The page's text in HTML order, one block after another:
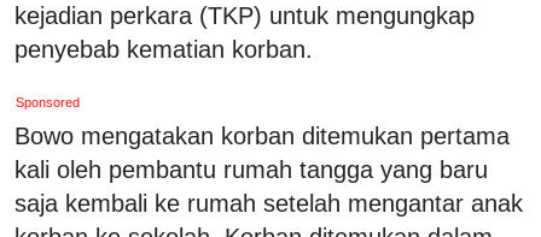
kejadian perkara (TKP) untuk mengungkap
penyebab kematian korban.
Sponsored
Bowo mengatakan korban ditemukan pertama
kali oleh pembantu rumah tangga yang baru
saja kembali ke rumah setelah mengantar anak